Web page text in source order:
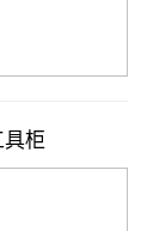
柜